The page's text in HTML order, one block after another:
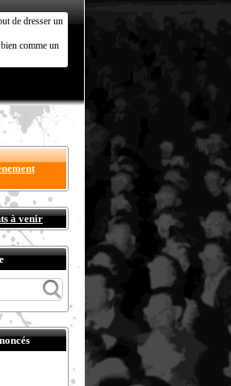
de dresser un
comme un
à venir